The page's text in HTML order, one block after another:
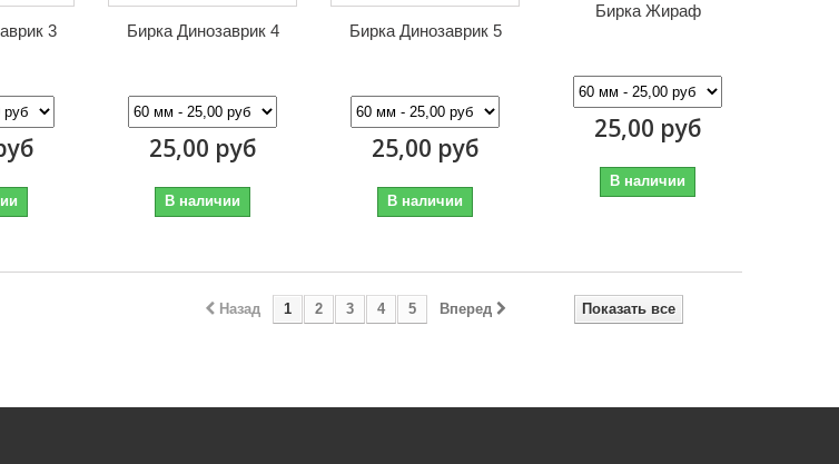
3 Бирка Динозаврик 4
25,00 руб
В наличии
Бирка Динозаврик 5
25,00 руб
В наличии
Бирка Жираф
25,00 руб
В наличии
Показать все
Назад 1 2 3 4 5 Вперед